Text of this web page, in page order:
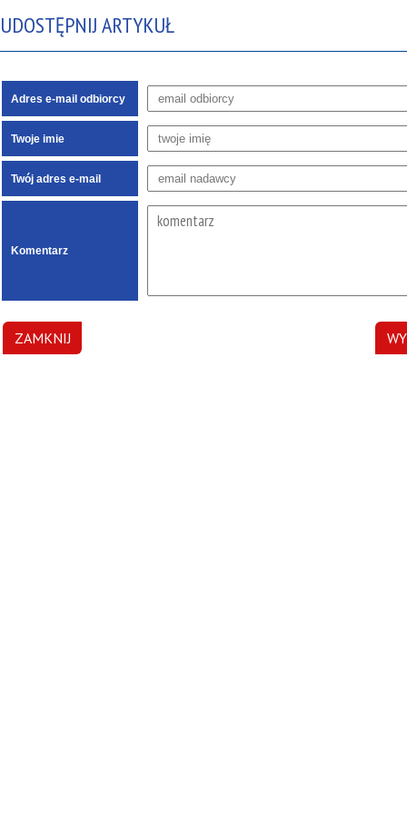
UDOSTĘPNIJ ARTYKUŁ
Adres e-mail odbiorcy
Twoje imie
Twój adres e-mail
Komentarz